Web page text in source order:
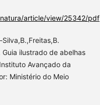
article/view/25342/pdf
ilustrado de abelhas
Avançado da
Ministério do Meio